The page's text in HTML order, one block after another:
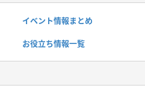
イベント情報まとめ
お役立ち情報一覧